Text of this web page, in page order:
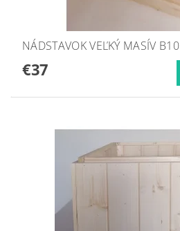
NÁDSTAVOK VEĽKÝ MASÍV B10
€37